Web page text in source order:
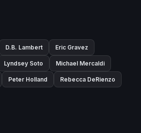
D.B. Lambert Eric Gravez
Lyndsey Soto Michael Mercaldi
Peter Holland Rebecca DeRienzo